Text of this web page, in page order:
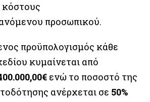
κόστους
προσωπικού.
προϋπολογισμός κάθε
κυμαίνεται από
ενώ το ποσοστό της
ανέρχεται σε 50%